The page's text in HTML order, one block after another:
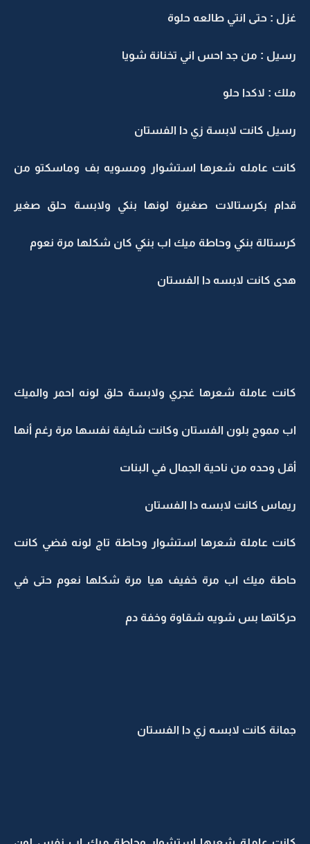
غزل : حتى انتي طالعه حلوة
رسيل : من جد احس اني تخنانة شويا
ملك : لاكدا حلو
رسيل كانت لابسة زي دا الفستان
كانت عامله شعرها استشوار ومسويه بف وماسكتو من
قدام بكرستالات صغيرة لونها بنكي ولابسة حلق صغير
كرستالة بنكي وحاطة ميك اب بنكي كان شكلها مرة نعوم
هدى كانت لابسه دا الفستان
كانت عاملة شعرها غجري ولابسة حلق لونه احمر والميك
اب مموج بلون الفستان وكانت شايفة نفسها مرة رغم أنها
أقل وحده من ناحية الجمال في البنات
ريماس كانت لابسه دا الفستان
كانت عاملة شعرها استشوار وحاطة تاج لونه فضي كانت
حاطة ميك اب مرة خفيف هيا مرة شكلها نعوم حتى في
حركاتها بس شويه شقاوة وخفة دم
جمانة كانت لابسه زي دا الفستان